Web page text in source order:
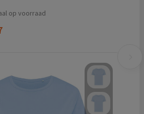
op voorraad